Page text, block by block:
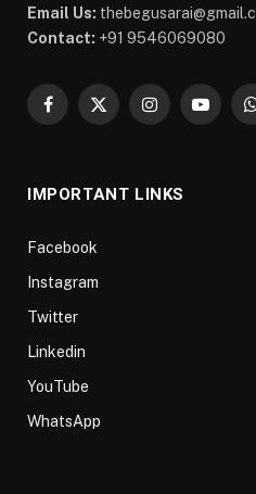
Email Us:
Contact: +91 9546069080
Facebook
X
Instagram
IMPORTANT LINKS
Facebook
Instagram
Twitter
Linkedin
YouTube
WhatsApp